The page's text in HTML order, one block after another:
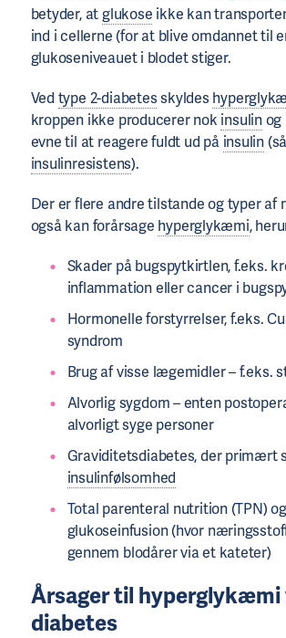
betyder, atglukose ikke kan
ind i cellerne (for at blive omdannet til
glukoseniveauet i blodet stiger.
Ved type 2-diabetesskyldes
kroppen ikke producerer nok insulinog
evne til at reagere fuldt ud på insulin
insulinresistens).
Der er flere andre tilstande og typer af
også kan forårsage hyperglykæmi,
Skader på bugspytkirtlen, f.eks.
inflammation eller cancer i
Hormonelle forstyrrelser, f.eks.
syndrom
Brug af visse lægemidler – f.eks.
Alvorlig sygdom – enten
alvorligt syge personer
Graviditetsdiabetes, der primært
insulinfølsomhed
Total parenteral nutrition (TPN) og
glukoseinfusion (hvor
gennem blodårer via et kateter)
Årsager til hyperglykæmi
diabetes